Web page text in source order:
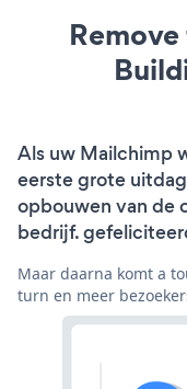
Als uw Mailchimp
eerste grote
opbouwen van de
bedrijf.
Maar daarna komt a
turn en meer